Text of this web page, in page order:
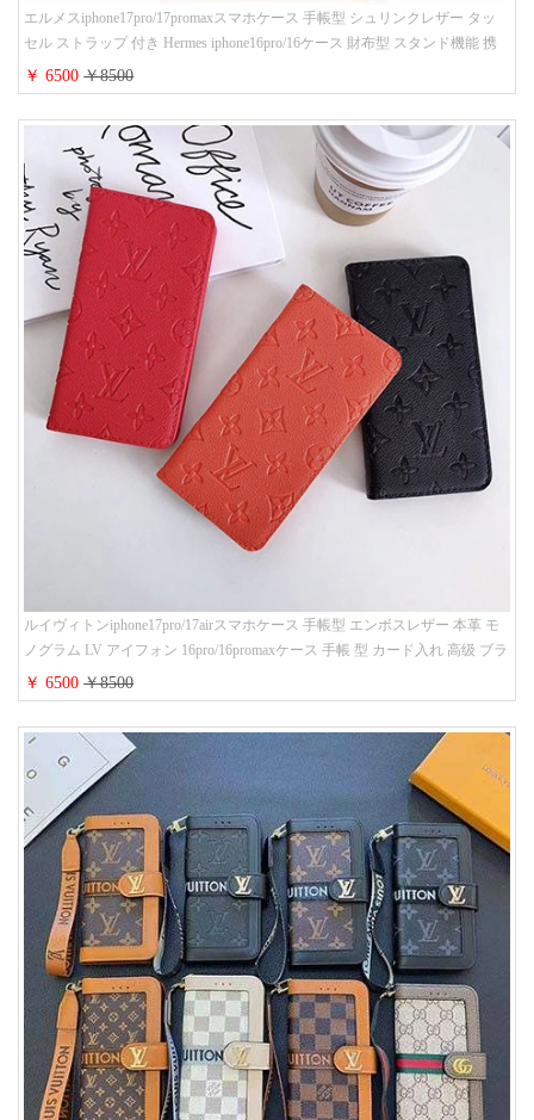
エルメスiphone17pro/17promaxスマホケース 手帳型 シュリンクレザー タッ
セル ストラップ 付き Hermes iphone16pro/16ケース 財布型 スタンド機能 携
帯カバー ハイ ブランド アイフォーン15/14/13ケース 手帳 レディース 人気
￥ 6500￥8500
ルイヴィトンiphone17pro/17airスマホケース 手帳型 エンボスレザー 本革 モ
ノグラム LV アイフォン 16pro/16promaxケース 手帳 型 カード入れ 高级 ブラ
ンド iPhone 15/14/13 proケース 手帳型 男女通用 大人かわいい
￥ 6500￥8500